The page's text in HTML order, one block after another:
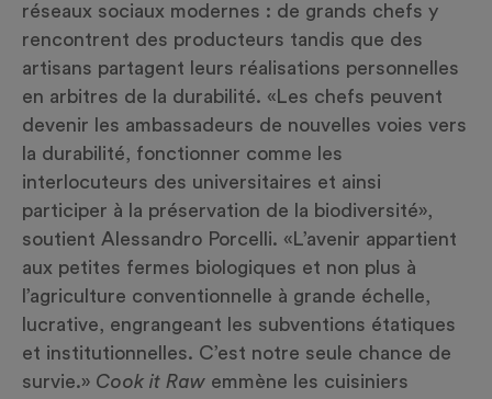
réseaux sociaux modernes : de grands chefs y
rencontrent des producteurs tandis que des
artisans partagent leurs réalisations personnelles
en arbitres de la durabilité. «Les chefs peuvent
devenir les ambassadeurs de nouvelles voies vers
la durabilité, fonctionner comme
les
interlocuteurs des universitaires et ainsi
participer à la préservation de la biodiversité»,
soutient Alessandro Porcelli. «L’avenir appartient
aux petites fermes biologiques et non plus à
l’agriculture conventionnelle à grande échelle,
lucrative, engrangeant les subventions étatiques
et institutionnelles. C’est notre seule chance de
survie.» Cook it Raw emmène les cuisiniers